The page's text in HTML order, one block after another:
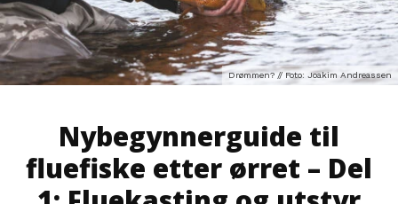
Drømmen? // Foto: Joakim Andreassen
Nybegynnerguide til
fluefiske etter ørret – Del